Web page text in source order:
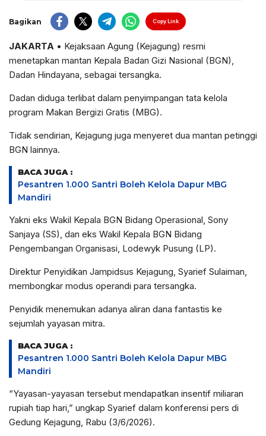
Bagikan Copy Link
JAKARTA • Kejaksaan Agung (Kejagung) resmi
menetapkan mantan Kepala Badan Gizi Nasional (BGN),
Dadan Hindayana, sebagai tersangka.
Dadan diduga terlibat dalam penyimpangan tata kelola
program Makan Bergizi Gratis (MBG).
Tidak sendirian, Kejagung juga menyeret dua mantan petinggi
BGN lainnya.
BACA JUGA :
Pesantren 1.000 Santri Boleh Kelola Dapur MBG
Mandiri
Yakni eks Wakil Kepala BGN Bidang Operasional, Sony
Sanjaya (SS), dan eks Wakil Kepala BGN Bidang
Pengembangan Organisasi, Lodewyk Pusung (LP).
Direktur Penyidikan Jampidsus Kejagung, Syarief Sulaiman,
membongkar modus operandi para tersangka.
Penyidik menemukan adanya aliran dana fantastis ke
sejumlah yayasan mitra.
BACA JUGA :
Pesantren 1.000 Santri Boleh Kelola Dapur MBG
Mandiri
“Yayasan-yayasan tersebut mendapatkan insentif miliaran
rupiah tiap hari,” ungkap Syarief dalam konferensi pers di
Gedung Kejagung, Rabu (3/6/2026).